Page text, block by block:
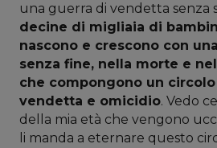
una guerra di vendetta senza
decine di migliaia di
nascono e crescono con
senza fine, nella morte e
che compongono un
vendetta e omicidio. Vedo
della mia età che vengono
li manda a eternare questo